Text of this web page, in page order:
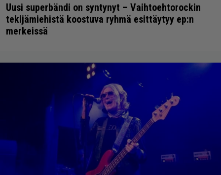
Uusi superbändi on syntynyt – Vaihtoehtorockin
tekijämiehistä koostuva ryhmä esittäytyy ep:n
merkeissä